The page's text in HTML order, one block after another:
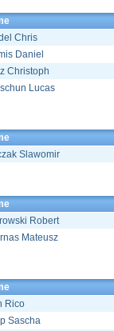
Chris
Daniel
Christoph
Lucas
Slawomir
Robert
Mateusz
Rico
Sascha